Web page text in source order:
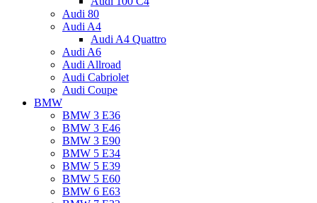
Audi 80
Audi A4
Audi A4 Quattro
Audi A6
Audi Allroad
Audi Cabriolet
Audi Coupe
BMW
BMW 3 E36
BMW 3 E46
BMW 3 E90
BMW 5 E34
BMW 5 E39
BMW 5 E60
BMW 6 Е63